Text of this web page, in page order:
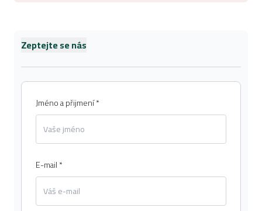
Zeptejte se nás
Jméno a přijmení *
E-mail *